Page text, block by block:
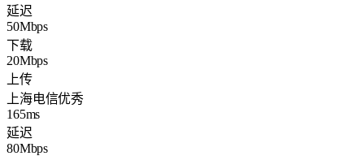
延迟
50Mbps
下载
20Mbps
上传
上海电信优秀
165ms
延迟
80Mbps